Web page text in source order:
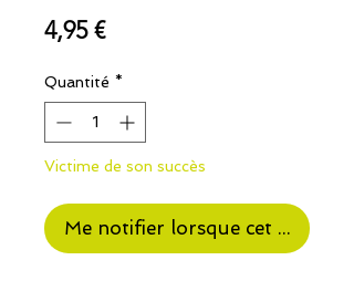
4,95 €Prix
Quantité *
Victime de son succès
Me notifier lorsque cet article